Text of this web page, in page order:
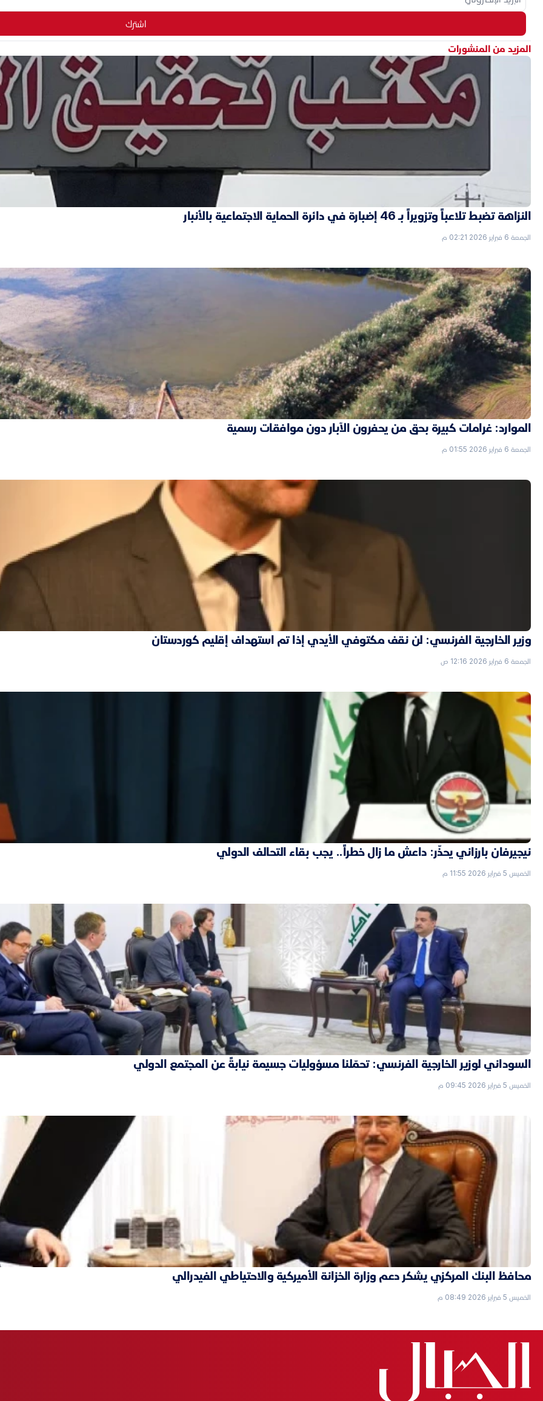
اشترك
المزيد من المنشورات
النزاهة تضبط تلاعباً وتزويراً بـ 46 إضبارة في دائرة الحماية الاجتماعية بالأنبار
الجمعة 6 فبراير 2026 02:21 م
الموارد: غرامات كبيرة بحق من يحفرون الآبار دون موافقات رسمية
الجمعة 6 فبراير 2026 01:55 م
وزير الخارجية الفرنسي: لن نقف مكتوفي الأيدي إذا تم استهداف إقليم كوردستان
الجمعة 6 فبراير 2026 12:16 ص
نيجيرفان بارزاني يحذّر: داعش ما زال خطراً.. يجب بقاء التحالف الدولي
الخميس 5 فبراير 2026 11:55 م
السوداني لوزير الخارجية الفرنسي: تحمّلنا مسؤوليات جسيمة نيابةً عن المجتمع الدولي
الخميس 5 فبراير 2026 09:45 م
محافظ البنك المركزي يشكر دعم وزارة الخزانة الأميركية والاحتياطي الفيدرالي
الخميس 5 فبراير 2026 08:49 م